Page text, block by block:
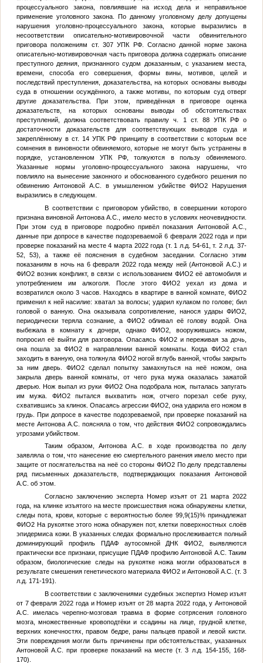
процессуального закона, повлиявшие на исход дела и неправильное
применение уголовного закона. По данному уголовному делу допущены
нарушения уголовно-процессуального закона, которые выразились в
несоответствии описательно-мотивировочной части обвинительного
приговора положениям ст. 307 УПК РФ. Согласно данной норме закона
описательно-мотивировочная часть приговора должна содержать описание
преступного деяния, признанного судом доказанным, с указанием места,
времени, способа его совершения, формы вины, мотивов, целей и
последствий преступления, доказательства, на которых основаны выводы
суда в отношении осуждённого, а также мотивы, по которым суд отверг
другие доказательства. При этом, приведённая в приговоре оценка
доказательств, на которых основаны выводы об обстоятельствах
преступлений, должна соответствовать правилу ч. 1 ст. 88 УПК РФ о
достаточности доказательств для соответствующих выводов суда и
закреплённому в ст. 14 УПК РФ принципу в соответствии с которым все
сомнения в виновности обвиняемого, которые не могут быть устранены в
порядке, установленном УПК РФ, толкуются в пользу обвиняемого.
Указанные нормы уголовно-процессуального закона нарушены, что
повлияло на вынесение законного и обоснованного судебного решения по
обвинению Антоновой А.С. в умышленном убийствеФИО2 Нарушения
выразились в следующем.
В соответствии с приговором убийство, в совершении которого
признана виновной Антонова А.С., имело место в условиях неочевидности.
При этом суд в приговоре подробно привёл показания Антоновой А.С.,
данные при допросе в качестве подозреваемой 6 февраля 2022 года и при
проверке показаний на месте 4 марта 2022 года (т. 1 л.д. 54-61, т. 2 л.д. 37-
52, 53), а также её пояснения в судебном заседании. Согласно этим
показаниям в ночь на 6 февраля 2022 года между ней (Антоновой А.С.) и
ФИО2возник конфликт, в связи с использованием ФИО2её автомобиля и
употреблением им алкоголя. После этогоФИО2 уехал из дома и
возвратился около 3 часов. Находясь в квартире в ванной комнате,ФИО2
применил к ней насилие: хватал за волосы; ударил кулаком по голове; бил
головой о ванную. Она оказывала сопротивление, нанося ударыФИО2
периодически теряла сознание, а ФИО2обливал её голову водой. Она
выбежала в комнату к дочери, однакоФИО2 , вооружившись ножом,
попросил её выйти для разговора. Опасаясь ФИО2и переживая за дочь,
она пошла за ФИО2в направлении ванной комнаты. Когда ФИО2стал
заходить в ванную, она толкнула ФИО2ногой вглубь ванной, чтобы закрыть
за ним дверь. ФИО2сделал попытку замахнуться на неё ножом, она
закрыла дверь ванной комнаты, от чего рука мужа оказалась зажатой
дверью. Нож выпал из руки ФИО2Она подобрала нож, пыталась запугать
им мужа. ФИО2пытался выхватить нож, отчего порезал себе руку,
схватившись за клинок. Опасаясь агрессии ФИО2 , она ударила его ножом в
грудь. При допросе в качестве подозреваемой, при проверке показаний на
месте Антонова А.С. поясняла о том, что действияФИО2 сопровождались
угрозами убийством.
Таким образом, Антонова А.С. в ходе производства по делу
заявляла о том, что нанесение ею смертельного ранения имело место при
защите от посягательства на неё со стороны ФИО2По делу представлены
ряд письменных доказательств, подтверждающих показания Антоновой
А.С. об этом.
Согласно заключению эксперта Номер изъятот 21 марта 2022
года, на клинке изъятого на месте происшествия ножа обнаружены клетки,
следы пота, крови, которые с вероятностью более 99,9(15)% принадлежат
ФИО2На рукоятке этого ножа обнаружен пот, клетки поверхностных слоёв
эпидермиса кожи. В указанных следах формально прослеживается полный
доминирующий профиль ПДАФ аутосомной ДНКФИО2 , выявляются
практически все признаки, присущие ПДАФ профилю Антоновой А.С. Таким
образом, биологические следы на рукоятке ножа могли образоваться в
результате смешения генетического материала ФИО2 и Антоновой А.С. (т. 3
л.д. 171-191).
В соответствии с заключениями судебных экспертиз Номер изъят
от 7 февраля 2022 года иНомер изъят от 28 марта 2022 года, у Антоновой
А.С. имелась черепно-мозговая травма в форме сотрясения головного
мозга, множественные кровоподтёки и ссадины на лице, грудной клетке,
верхних конечностях, правом бедре, раны пальцев правой и левой кисти.
Эти повреждения могли быть причинены при обстоятельствах, указанных
Антоновой А.С. при проверке показаний на месте (т. 3 л.д. 154-155, 168-
170).